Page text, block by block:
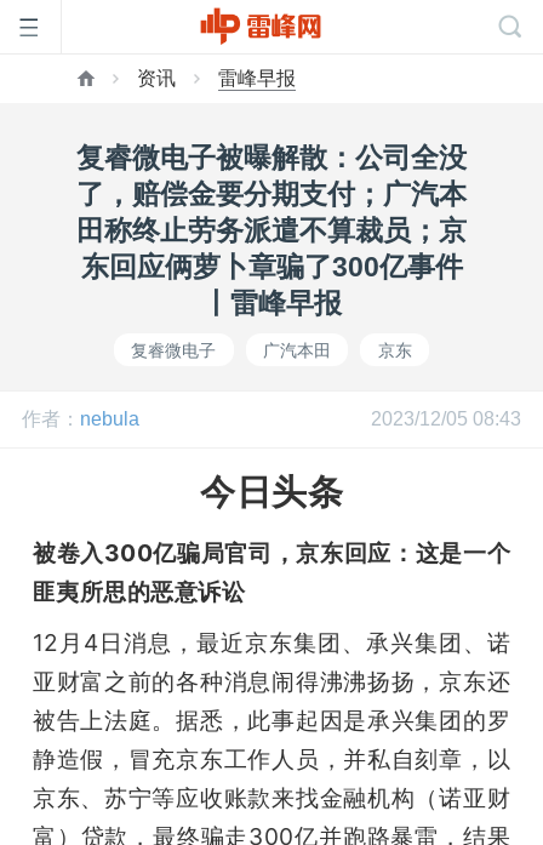
页
雷
开
活
动
中
资讯 雷峰早报
复睿微电子被曝解散：公司全没
了，赔偿金要分期支付；广汽本
田称终止劳务派遣不算裁员；京
东回应俩萝卜章骗了300亿事件
丨雷峰早报
复睿微电子 广汽本田 京东
作者： nebula 2023/12/05 08:43
今日头条
被卷入300亿骗局官司，京东回应：这是一个
匪夷所思的恶意诉讼
12月4日消息，最近京东集团、承兴集团、诺
亚财富之前的各种消息闹得沸沸扬扬，京东还
被告上法庭。据悉，此事起因是承兴集团的罗
静造假，冒充京东工作人员，并私自刻章，以
京东、苏宁等应收账款来找金融机构（诺亚财
富）贷款，最终骗走300亿并跑路暴雷，结果